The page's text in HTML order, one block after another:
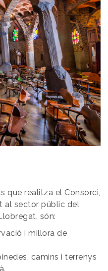
que realitza el Consorci,
al sector públic del
són:
i millora de
camins i terrenys